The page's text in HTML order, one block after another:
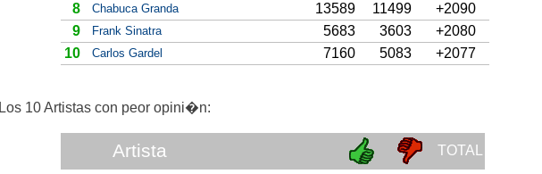
8
Chabuca Granda 13589 11499
+2090
9
Frank Sinatra 5683 3603
+2080
10
Carlos Gardel 7160 5083 +2077
Los 10 Artistas con peor opini�n:
Artista
TOTAL